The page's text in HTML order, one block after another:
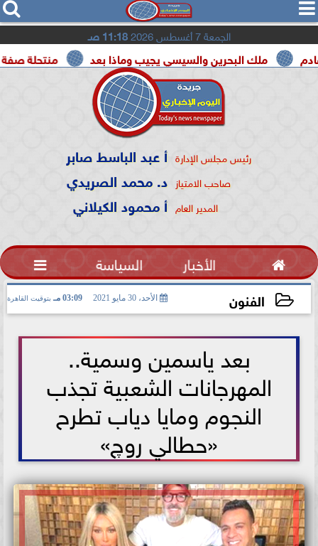
  
الجمعة 7 أغسطس 2026 11:18 صـ
منتحلة صفة صحفية ملك البحرين والسيسي يجيب وماذا بعد
رئيس مجلس الإدارة أ عبد الباسط صابر
صاحب الامتياز د. محمد الصريدي
المدير العام أ محمود الكيلاني
 الأخبار السياسة 
الفنون الأحد، 30 مايو 2021 03:09 مـ بتوقيت القاهرة
بعد ياسمين وسمية..
المهرجانات الشعبية تجذب
النجوم ومايا دياب تطرح
«حطالي روچ»